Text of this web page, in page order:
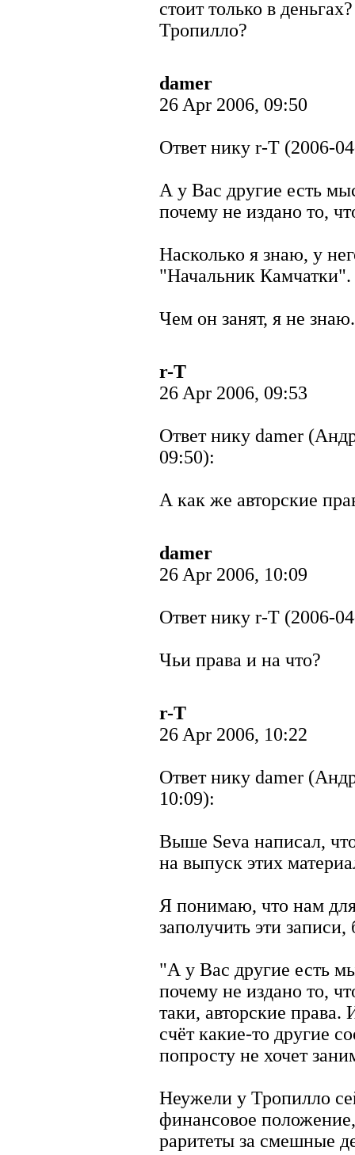
стоит только в
Тропилло?
damer
26 Apr 2006, 09:50
Ответ нику r-T (2006-
А у Вас другие есть
почему не издано то,
Насколько я знаю, у
"Начальник Камчатки".
Чем он занят, я не знаю.
r-T
26 Apr 2006, 09:53
Ответ нику damer
09:50):
А как же авторские
damer
26 Apr 2006, 10:09
Ответ нику r-T (2006-
Чьи права и на что?
r-T
26 Apr 2006, 10:22
Ответ нику damer
10:09):
Выше Seva написал,
на выпуск этих
Я понимаю, что нам
заполучить эти
"А у Вас другие есть
почему не издано то,
таки, авторские права.
счёт какие-то другие
попросту не хочет
Неужели у Тропилло
финансовое
раритеты за смешные